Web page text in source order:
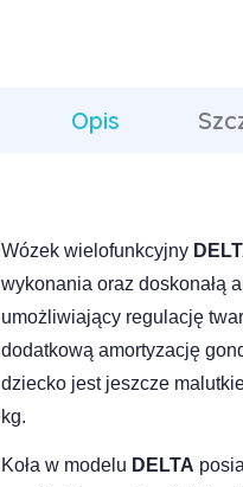
Opis
Wózek wielofunkcyjny
wykonania oraz doskonałą
umożliwiający regulację
dodatkową amortyzację
dziecko jest jeszcze
kg.
Koła w modelu DELTA